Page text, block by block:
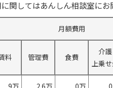
関してはあんしん相談室に
月額費用
料 管理費 食費
介護
上乗
9万 2.6万 0万